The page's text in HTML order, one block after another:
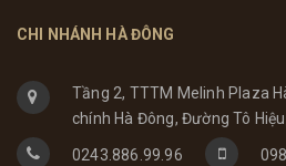
CHI NHÁNH HÀ ĐÔNG
Tầng 2, TTTM Melinh Plaza
chính Hà Đông, Đường Tô
0243.886.99.96